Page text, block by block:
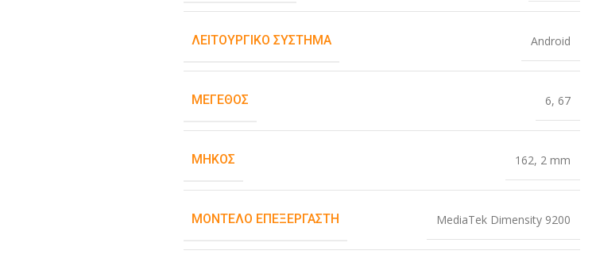
ΛΕΙΤΟΥΡΓΙΚΌ ΣΎΣΤΗΜΑ Android
ΜΈΓΕΘΟΣ 6, 67
ΜΉΚΟΣ 162, 2 mm
ΜΟΝΤΈΛΟ ΕΠΕΞΕΡΓΑΣΤΉ MediaTek Dimensity 9200